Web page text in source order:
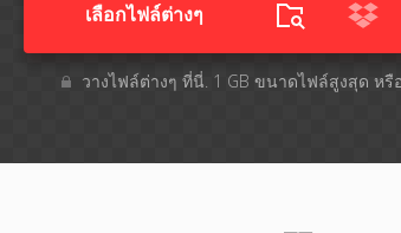
เลือกไฟล์ต่างๆ​
วางไฟล์ต่างๆ​ ที่นี่. 1 GB ขนาดไฟล์สูงสุด หรื